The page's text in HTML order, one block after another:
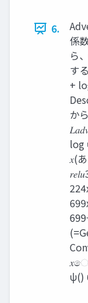
6.
係
ら
す
+
か
log
𝑥(
𝑥ො
ψ()